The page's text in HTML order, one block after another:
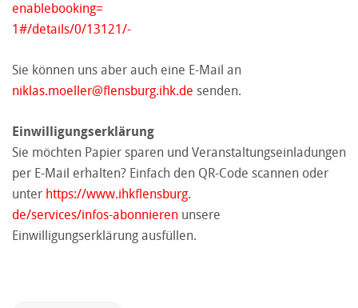
enablebooking=
1#/details/0/13121/-
Sie können uns aber auch eine E-Mail an
niklas.moeller@flensburg.ihk.de senden.
Einwilligungserklärung
Sie möchten Papier sparen und Veranstaltungseinladungen
per E-Mail erhalten? Einfach den QR-Code scannen oder
unter https://www.ihkflensburg.
de/services/infos-abonnieren unsere
Einwilligungserklärung ausfüllen.